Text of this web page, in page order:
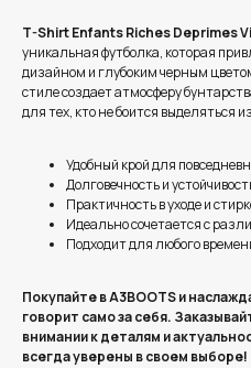
T-Shirt Enfants Riches Deprimes
уникальная футболка, которая
дизайном и глубоким черным
стиле создает атмосферу
для тех, кто не боится выделяться
Удобный крой для
Долговечность и
Практичность в уходе и
Идеально сочетается с
Подходит для любого
Покупайте в A3BOOTS и
говорит само за себя.
внимании к деталям и
всегда уверены в своем выборе!